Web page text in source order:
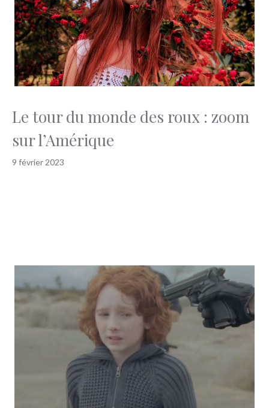
Le tour du monde des roux : zoom
sur l’Amérique
9 février 2023